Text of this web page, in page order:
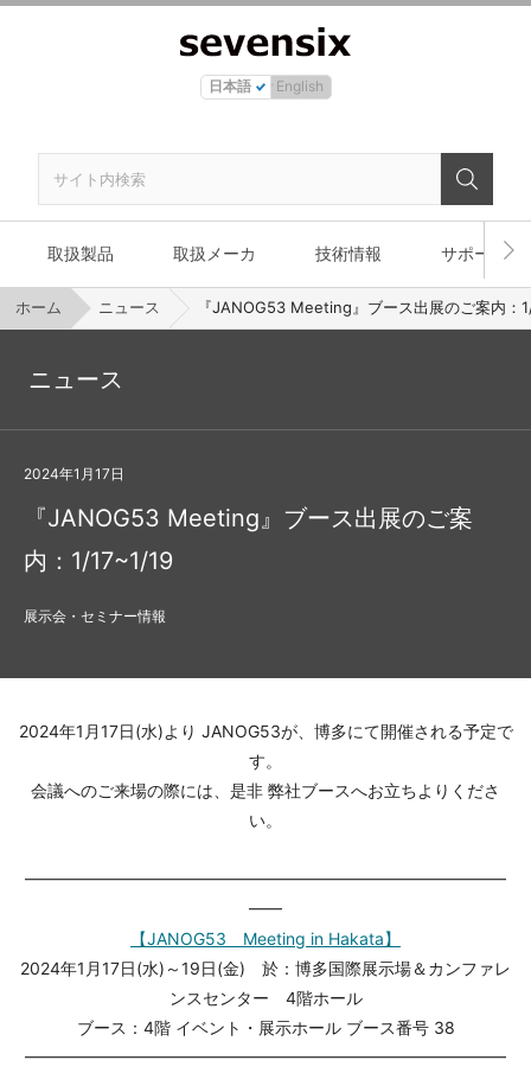
日本語 English
取扱製品 取扱メーカ 技術情報 サポート
ホーム ニュース 『JANOG53 Meeting』ブース出展のご案内：
ニュース
『JANOG53 Meeting』ブース出展のご案
内：1/17~1/19
展示会・セミナー情報
2024年1月17日
2024年1月17日(水)より JANOG53が、博多にて開催される予定で
す。
会議へのご来場の際には、是非 弊社ブースへお立ちよりくださ
い。
━━━━━━━━━━━━━━━━━━━━━━━━━━━━━
━━
【JANOG53 Meeting in Hakata】
2024年1月17日(水)～19日(金) 於：博多国際展示場＆カンファレ
ンスセンター 4階ホール
ブース：4階 イベント・展示ホール ブース番号 38
━━━━━━━━━━━━━━━━━━━━━━━━━━━━━